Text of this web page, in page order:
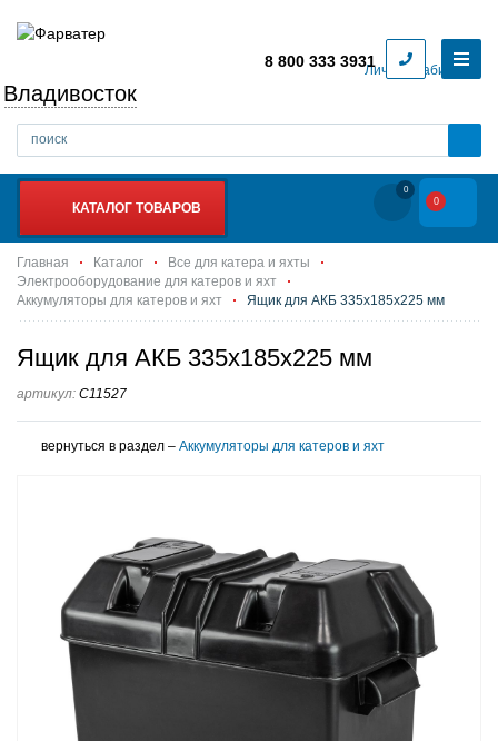
Личный кабинет
Владивосток
8 800 333 3931
КАТАЛОГ ТОВАРОВ
0
0
Главная Каталог
Все для катера и яхты
Электрооборудование для катеров и яхт
Аккумуляторы для катеров и яхт
Ящик для АКБ 335х185х225 мм
Ящик для АКБ 335х185х225 мм
артикул: C11527
вернуться в раздел – Аккумуляторы для катеров и яхт